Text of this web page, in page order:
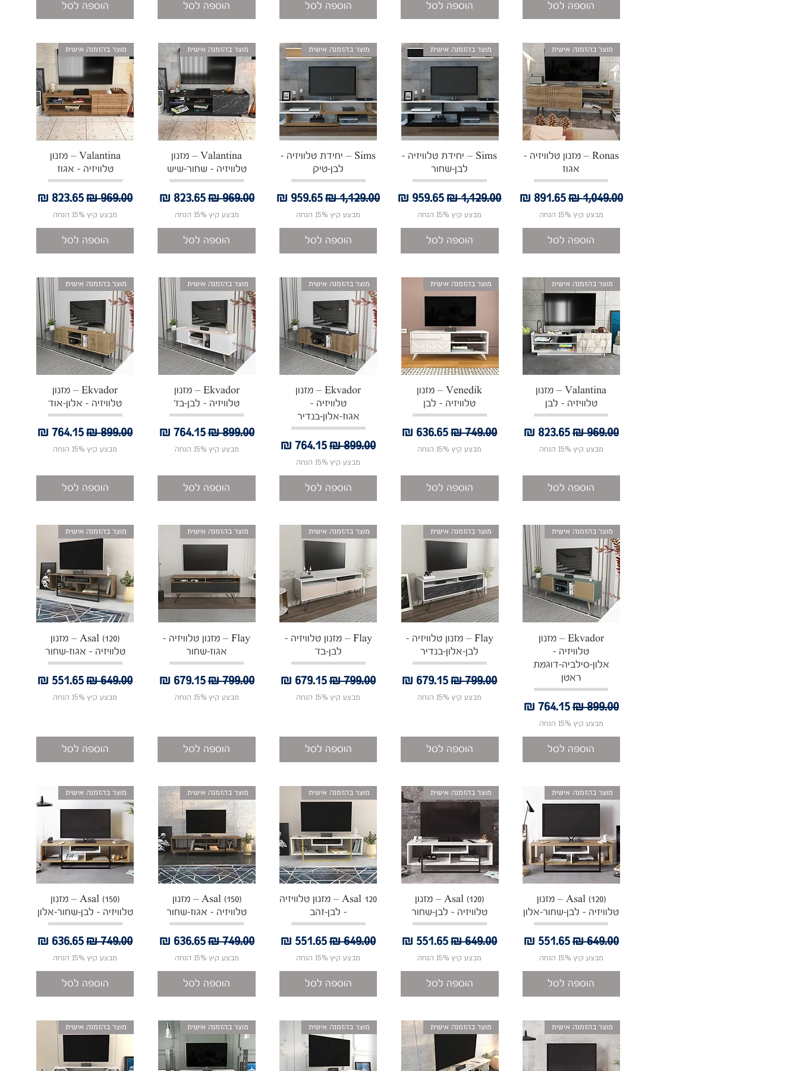
הוספה לסל הוספה לסל הוספה לסל הוספה לסל הוספה לסל
תצוגה מהירה
מוצר בהזמנה אישית
Ronas – מזנון טלוויזיה -
אגוז
מחיר רגיל‏1,049.00 ‏₪ מחיר מבצע‏891.65 ‏₪
מבצע קיץ 15% הנחה
הוספה לסל
תצוגה מהירה
מוצר בהזמנה אישית
Sims – יחידת טלוויזיה -
לבן-שחור
מחיר רגיל‏1,129.00 ‏₪ מחיר מבצע
מבצע קיץ 15% הנחה
הוספה לסל
תצוגה מהירה
מוצר בהזמנה אישית
Sims – יחידת טלוויזיה -
לבן-טיק
מחיר רגיל מחיר מבצע
מבצע קיץ 15% הנחה
הוספה לסל
תצוגה מהירה
מוצר בהזמנה אישית
Valantina – מזנון
טלוויזיה - שחור-שיש
מחיר רגיל‏969.00 ‏₪ מחיר מבצע‏823.65 ‏₪
מבצע קיץ 15% הנחה
הוספה לסל
תצוגה מהירה
מוצר בהזמנה אישית
Valantina – מזנון
טלוויזיה - אגוז
מחיר רגיל‏969.00 ‏₪ מחיר מבצע
מבצע קיץ 15% הנחה
הוספה לסל
תצוגה מהירה
מוצר בהזמנה אישית
Valantina – מזנון
טלוויזיה - לבן
מחיר רגיל‏969.00 ‏₪ מחיר מבצע‏823.65 ‏₪
מבצע קיץ 15% הנחה
הוספה לסל
תצוגה מהירה
מוצר בהזמנה אישית
Venedik – מזנון
טלוויזיה - לבן
מחיר רגיל‏749.00 ‏₪ מחיר מבצע
מבצע קיץ 15% הנחה
הוספה לסל
תצוגה מהירה
מוצר בהזמנה אישית
Ekvador – מזנון
טלוויזיה -
אגוז-אלון-בנדיר
מחיר רגילמחיר מבצע
מבצע קיץ 15% הנחה
הוספה לסל
תצוגה מהירה
מוצר בהזמנה אישית
Ekvador – מזנון
טלוויזיה - לבן-בז'
מחיר רגיל‏899.00 ‏₪ מחיר מבצע‏764.15 ‏₪
מבצע קיץ 15% הנחה
הוספה לסל
תצוגה מהירה
מוצר בהזמנה אישית
Ekvador – מזנון
טלוויזיה - אלון-אוד
מחיר רגיל‏899.00 ‏₪ מחיר מבצע
מבצע קיץ 15% הנחה
הוספה לסל
תצוגה מהירה
מוצר בהזמנה אישית
Ekvador – מזנון
טלוויזיה -
אלון-סילביה-דוגמת
ראטן
מחיר רגיל‏899.00 ‏₪ מחיר מבצע‏764.15 ‏₪
מבצע קיץ 15% הנחה
הוספה לסל
תצוגה מהירה
מוצר בהזמנה אישית
Flay – מזנון טלוויזיה -
לבן-אלון-בנדיר
מחיר רגיל‏799.00 ‏₪ מחיר מבצע
מבצע קיץ 15% הנחה
הוספה לסל
תצוגה מהירה
מוצר בהזמנה אישית
Flay – מזנון טלוויזיה -
לבן-בז'
מחיר רגילמחיר מבצע
מבצע קיץ 15% הנחה
הוספה לסל
תצוגה מהירה
מוצר בהזמנה אישית
Flay – מזנון טלוויזיה -
אגוז-שחור
מחיר רגיל‏799.00 ‏₪ מחיר מבצע‏679.15 ‏₪
מבצע קיץ 15% הנחה
הוספה לסל
תצוגה מהירה
מוצר בהזמנה אישית
Asal (120) – מזנון
טלוויזיה - אגוז-שחור
מחיר רגיל‏649.00 ‏₪ מחיר מבצע
מבצע קיץ 15% הנחה
הוספה לסל
תצוגה מהירה
מוצר בהזמנה אישית
Asal (120) – מזנון
טלוויזיה - לבן-שחור-אלון
מחיר רגיל‏649.00 ‏₪ מחיר מבצע‏551.65 ‏₪
מבצע קיץ 15% הנחה
הוספה לסל
תצוגה מהירה
מוצר בהזמנה אישית
Asal (120) – מזנון
טלוויזיה - לבן-שחור
מחיר רגיל‏649.00 ‏₪ מחיר מבצע
מבצע קיץ 15% הנחה
הוספה לסל
תצוגה מהירה
מוצר בהזמנה אישית
Asal 120 – מזנון טלוויזיה
- לבן-זהב
מחיר רגילמחיר מבצע
מבצע קיץ 15% הנחה
הוספה לסל
תצוגה מהירה
מוצר בהזמנה אישית
Asal (150) – מזנון
טלוויזיה - אגוז-שחור
מחיר רגיל‏749.00 ‏₪ מחיר מבצע‏636.65 ‏₪
מבצע קיץ 15% הנחה
הוספה לסל
תצוגה מהירה
מוצר בהזמנה אישית
Asal (150) – מזנון
טלוויזיה - לבן-שחור-אלון
מחיר רגיל‏749.00 ‏₪ מחיר מבצע
מבצע קיץ 15% הנחה
הוספה לסל
מוצר בהזמנה אישית מוצר בהזמנה אישית מוצר בהזמנה אישית מוצר בהזמנה אישית מוצר בהזמנה אישית